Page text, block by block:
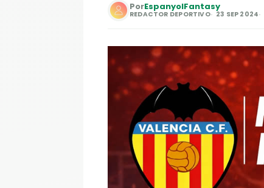
PorEspanyolFantasy
REDACTOR DEPORTIVO 23 SEP 2024